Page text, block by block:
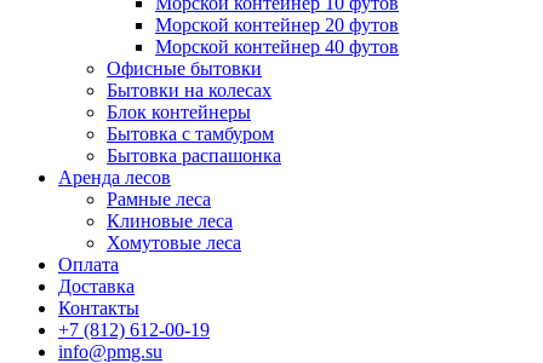
Морской контейнер 20 футов
Морской контейнер 40 футов
Офисные бытовки
Бытовки на колесах
Блок контейнеры
Бытовка с тамбуром
Бытовка распашонка
Аренда лесов
Рамные леса
Клиновые леса
Хомутовые леса
Оплата
Доставка
Контакты
+7 (812) 612-00-19
info@pmg.su